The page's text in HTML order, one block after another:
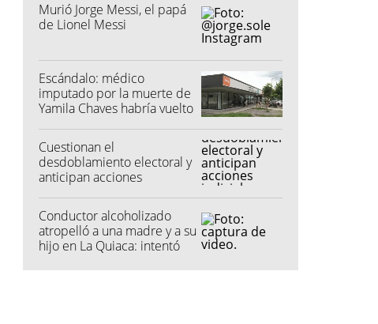
Murió Jorge Messi, el papá
de Lionel Messi
Escándalo: médico
imputado por la muerte de
Yamila Chaves habría vuelto
Cuestionan el
desdoblamiento electoral y
anticipan acciones
"colectoras"
Conductor alcoholizado
atropelló a una madre y a su
hijo en La Quiaca: intentó